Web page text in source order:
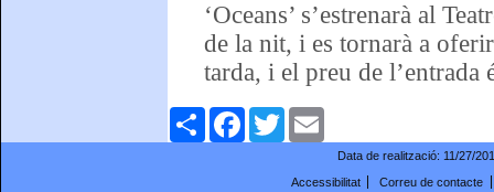
‘Oceans’ s’estrenarà al
de la nit, i es tornarà a
tarda, i el preu de l’entrada
ComparteixFacebookTwitter
Data de realització: 11/27/
Accessibilitat
Correu de contacte